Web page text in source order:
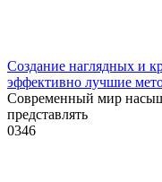
Создание наглядных и
эффективно лучшие
Современный мир
представлять
0346